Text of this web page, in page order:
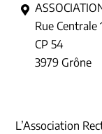
Rue Centrale
CP 54
3979 Grône
L’Association